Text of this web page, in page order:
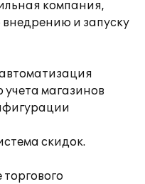
компания,
и запуску
учета магазинов
скидок.